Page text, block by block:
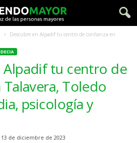
Descubre en Alpadif tu centro de confianza en
Alpadif tu centro de
Toledo
psicología y
13 de diciembre de 2023